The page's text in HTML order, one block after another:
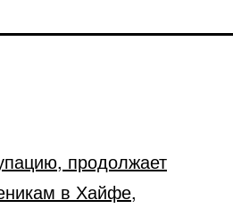
продолжает
в Хайфе,